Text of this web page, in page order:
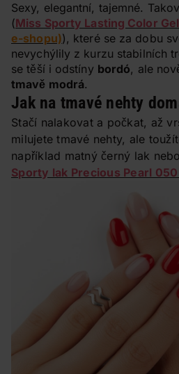
Sexy, elegantní, tajemné.
(Miss Sporty Lasting Color
e-shopu)), které se za dobu
nevychýlily z kurzu stabilních
se těší i odstíny bordó, ale
tmavě modrá.
Jak na tmavé nehty
Stačí nalakovat a počkat, až
milujete tmavé nehty, ale
například matný černý lak
Sporty lak Precious Pearl 050